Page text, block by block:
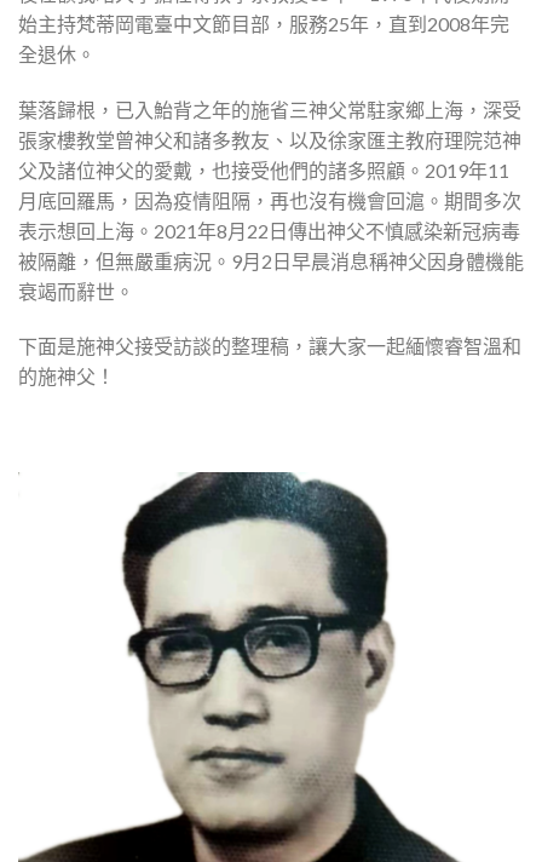
始主持梵蒂岡電臺中文節目部，服務25年，直到2008年完
全退休。
葉落歸根，已入鮐背之年的施省三神父常駐家鄉上海，深受
張家樓教堂曾神父和諸多教友、以及徐家匯主教府理院范神
父及諸位神父的愛戴，也接受他們的諸多照顧。2019年11
月底回羅馬，因為疫情阻隔，再也沒有機會回滬。期間多次
表示想回上海。2021年8月22日傳出神父不慎感染新冠病毒
被隔離，但無嚴重病況。9月2日早晨消息稱神父因身體機能
衰竭而辭世。
下面是施神父接受訪談的整理稿，讓大家一起緬懷睿智溫和
的施神父！